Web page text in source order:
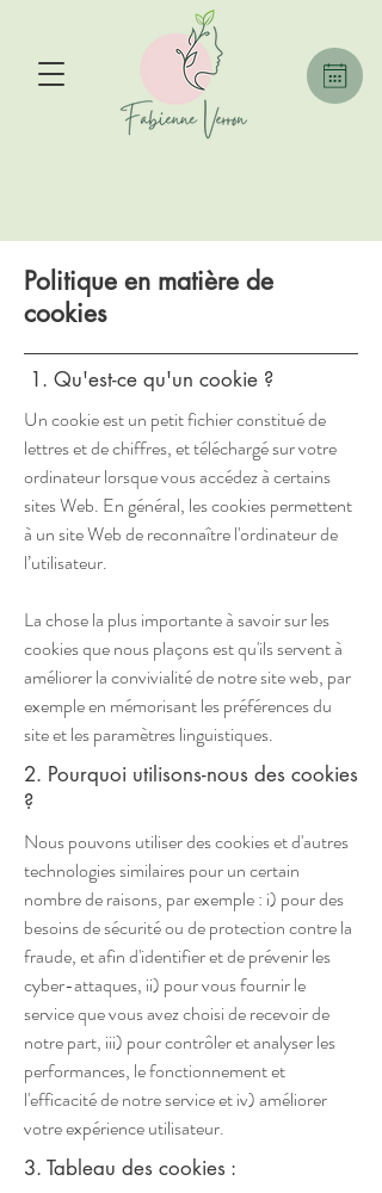
Politique en matière de
cookies
1. Qu'est-ce qu'un cookie ?
Un cookie est un petit fichier constitué de
lettres et de chiffres, et téléchargé sur votre
ordinateur lorsque vous accédez à certains
sites Web. En général, les cookies permettent
à un site Web de reconnaître l'ordinateur de
l’utilisateur.
La chose la plus importante à savoir sur les
cookies que nous plaçons est qu'ils servent à
améliorer la convivialité de notre site web, par
exemple en mémorisant les préférences du
site et les paramètres linguistiques.
2. Pourquoi utilisons-nous des cookies
?
Nous pouvons utiliser des cookies et d'autres
technologies similaires pour un certain
nombre de raisons, par exemple : i) pour des
besoins de sécurité ou de protection contre la
fraude, et afin d'identifier et de prévenir les
cyber-attaques, ii) pour vous fournir le
service que vous avez choisi de recevoir de
notre part, iii) pour contrôler et analyser les
performances, le fonctionnement et
l'efficacité de notre service et iv) améliorer
votre expérience utilisateur.
3. Tableau des cookies :